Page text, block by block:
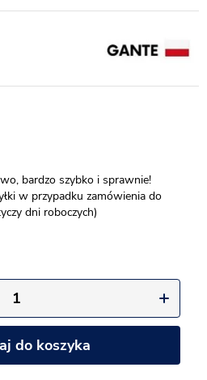
bardzo szybko i sprawnie!
w przypadku zamówienia do
dni roboczych)
do koszyka